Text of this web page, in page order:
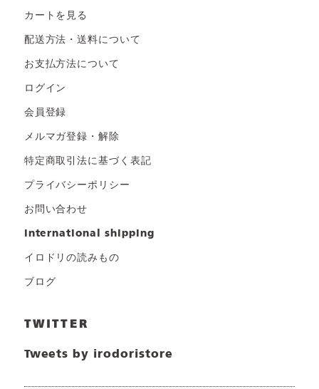
カートを見る
配送方法・送料について
お支払方法について
ログイン
会員登録
メルマガ登録・解除
特定商取引法に基づく表記
プライバシーポリシー
お問い合わせ
international shipping
イロドリの読みもの
ブログ
TWITTER
Tweets by irodoristore